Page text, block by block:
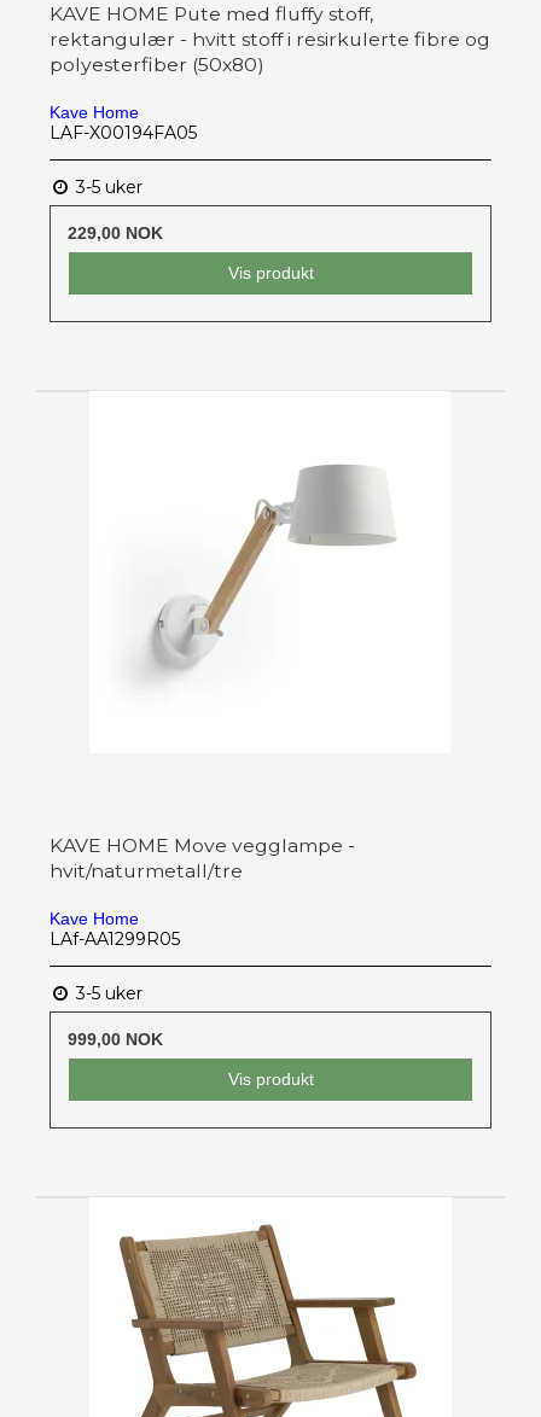
KAVE HOME Pute med fluffy stoff,
rektangulær - hvitt stoff i resirkulerte fibre og
polyesterfiber (50x80)
Kave Home
LAF-X00194FA05
3-5 uker
229,00 NOK
Vis produkt
KAVE HOME Move vegglampe -
hvit/naturmetall/tre
Kave Home
LAf-AA1299R05
3-5 uker
999,00 NOK
Vis produkt